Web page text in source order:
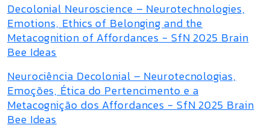
Decolonial Neuroscience – Neurotechnologies,
Emotions, Ethics of Belonging and the
Metacognition of Affordances - SfN 2025 Brain
Bee Ideas
Neurociência Decolonial – Neurotecnologias,
Emoções, Ética do Pertencimento e a
Metacognição dos Affordances - SfN 2025 Brain
Bee Ideas